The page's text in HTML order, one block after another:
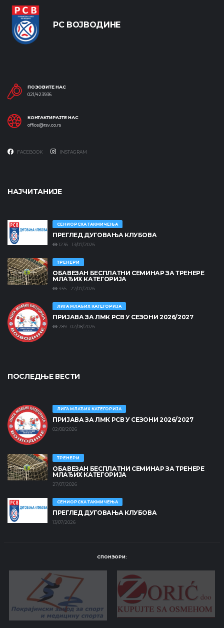
РС ВОЈВОДИНЕ
ПОЗОВИТЕ НАС
021/423936
КОНТАКТИРАЈТЕ НАС
office@rsv.co.rs
FACEBOOK INSTAGRAM
НАЈЧИТАНИЈЕ
СЕНИОРСКА ТАКМИЧЕЊА
ПРЕГЛЕД ДУГОВАЊА КЛУБОВА
1236 13/07/2026
ТРЕНЕРИ
ОБАВЕЗАН БЕСПЛАТНИ СЕМИНАР ЗА ТРЕНЕРЕ
МЛАЂИХ КАТЕГОРИЈА
455 27/07/2026
ЛИГА МЛАЂИХ КАТЕГОРИЈА
ПРИЈАВА ЗА ЛМК РСВ У СЕЗОНИ 2026/2027
289 02/08/2026
ПОСЛЕДЊЕ ВЕСТИ
ЛИГА МЛАЂИХ КАТЕГОРИЈА
ПРИЈАВА ЗА ЛМК РСВ У СЕЗОНИ 2026/2027
02/08/2026
ТРЕНЕРИ
ОБАВЕЗАН БЕСПЛАТНИ СЕМИНАР ЗА ТРЕНЕРЕ
МЛАЂИХ КАТЕГОРИЈА
27/07/2026
СЕНИОРСКА ТАКМИЧЕЊА
ПРЕГЛЕД ДУГОВАЊА КЛУБОВА
13/07/2026
СПОНЗОРИ: